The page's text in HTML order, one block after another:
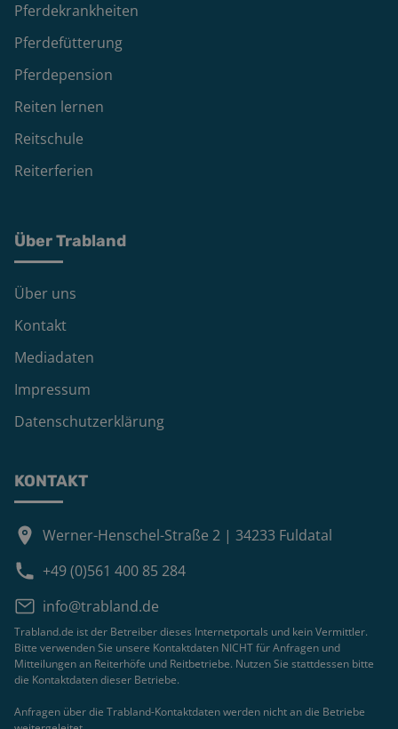
Pferdekrankheiten
Pferdefütterung
Pferdepension
Reiten lernen
Reitschule
Reiterferien
Über Trabland
Über uns
Kontakt
Mediadaten
Impressum
Datenschutzerklärung
KONTAKT
Werner-Henschel-Straße 2 | 34233 Fuldatal
+49 (0)561 400 85 284
info@trabland.de
Trabland.de ist der Betreiber dieses Internetportals und kein Vermittler.
Bitte verwenden Sie unsere Kontaktdaten NICHT für Anfragen und
Mitteilungen an Reiterhöfe und Reitbetriebe. Nutzen Sie stattdessen bitte
die Kontaktdaten dieser Betriebe.
Anfragen über die Trabland-Kontaktdaten werden nicht an die Betriebe